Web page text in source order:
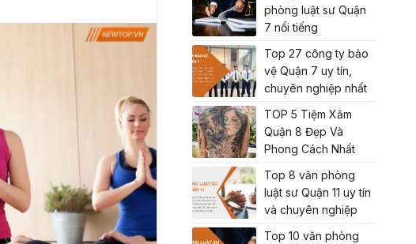
phòng luật sư Quận
7 nổi tiếng
Top 27 công ty bảo
vệ Quận 7 uy tín,
chuyên nghiệp nhất
TOP 5 Tiệm Xăm
Quận 8 Đẹp Và
Phong Cách Nhất
Top 8 văn phòng
luật sư Quận 11 uy tín
và chuyên nghiệp
Top 10 văn phòng